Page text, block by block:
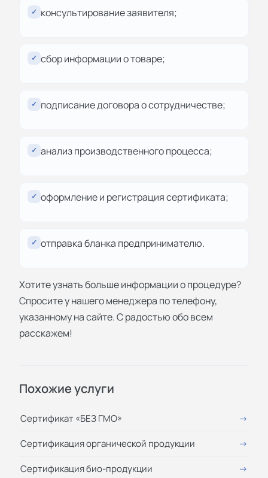
✓ консультирование заявителя;
✓ сбор информации о товаре;
✓ подписание договора о сотрудничестве;
✓ анализ производственного процесса;
✓ оформление и регистрация сертификата;
✓ отправка бланка предпринимателю.
Хотите узнать больше информации о процедуре?
Спросите у нашего менеджера по телефону,
указанному на сайте. С радостью обо всем
расскажем!
Похожие услуги
Сертификат «БЕЗ ГМО»
Сертификация органической продукции
Сертификация био-продукции